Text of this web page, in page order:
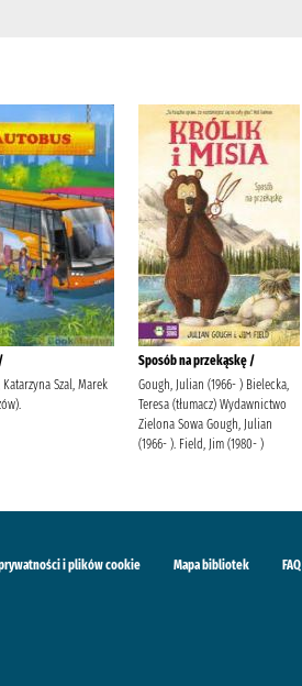
Szal, Marek
Sposób na przekąskę /
Gough, Julian (1966- ) Bielecka,
Teresa (tłumacz) Wydawnictwo
Zielona Sowa Gough, Julian
(1966- ). Field, Jim (1980- )
i plików cookie Mapa bibliotek FAQ